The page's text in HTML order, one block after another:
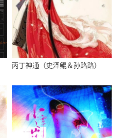
丙丁神通（史泽鲲＆孙路路）